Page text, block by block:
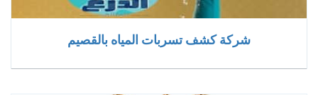
شركة كشف تسربات المياه بالقصيم